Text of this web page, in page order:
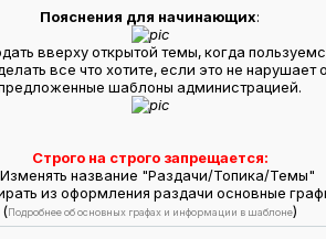
Пояснения для начинающих:
вверху открытой темы, когда
все что хотите, если это не
шаблоны администрацией.
Строго на строго запрещается:
Изменять название "Раздачи/Топика/Темы"
из оформления раздачи основные
(Подробнее об основных графах и информации в шаблоне)